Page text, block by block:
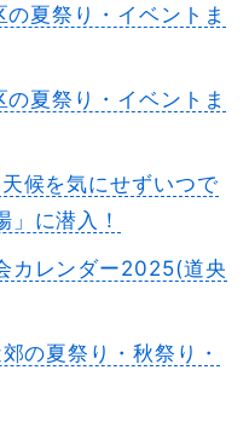
夏祭り・イベントま
夏祭り・イベントま
候を気にせずいつで
」に潜入！
カレンダー2025(道央
の夏祭り・秋祭り・